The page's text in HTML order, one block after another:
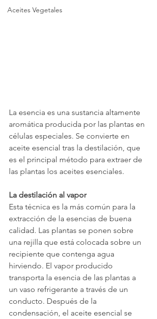
Aceites Vegetales
La esencia es una sustancia altamente
aromática producida por las plantas en
células especiales. Se convierte en
aceite esencial tras la destilación, que
es el principal método para extraer de
las plantas los aceites esenciales.
La destilación al vapor
Esta técnica es la más común para la
extracción de la esencias de buena
calidad. Las plantas se ponen sobre
una rejilla que está colocada sobre un
recipiente que contenga agua
hirviendo. El vapor producido
transporta la esencia de las plantas a
un vaso refrigerante a través de un
conducto. Después de la
condensación, el aceite esencial se